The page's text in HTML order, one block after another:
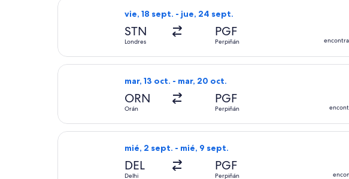
vie, 18 sept. - jue, 24 sept.
STN
Londres
PGF
Perpiñán
Seleccionar vuelo de Ryanair, con salida el vie, 18
mar, 13 oct. - mar, 20 oct.
ORN
Orán
PGF
Perpiñán
Seleccionar vuelo de Hahn Air Technologies, con
mié, 2 sept. - mié, 9 sept.
DEL
Delhi
PGF
Perpiñán
Seleccionar vuelo de Qatar Airways, con salida el